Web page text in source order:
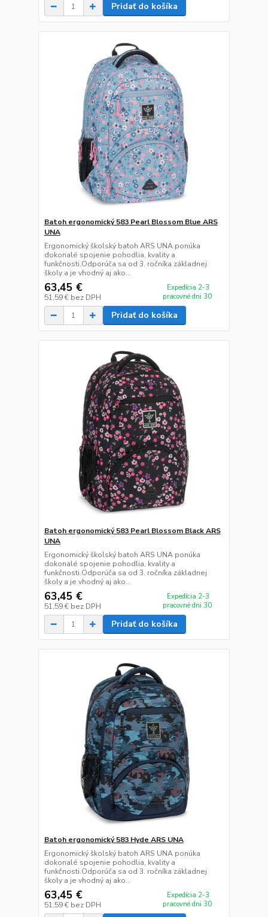
Pridať do košíka
Batoh ergonomický 583 Pearl Blossom Blue ARS
UNA
Ergonomický školský batoh ARS UNA ponúka
dokonalé spojenie pohodlia, kvality a
funkčnosti.Odporúča sa od 3. ročníka základnej
školy a je vhodný aj ako...
63,45 €
51,59 € bez DPH
Expedícia 2-3
pracovné dni 30
Pridať do košíka
Batoh ergonomický 583 Pearl Blossom Black ARS
UNA
Ergonomický školský batoh ARS UNA ponúka
dokonalé spojenie pohodlia, kvality a
funkčnosti.Odporúča sa od 3. ročníka základnej
školy a je vhodný aj ako...
63,45 €
51,59 € bez DPH
Expedícia 2-3
pracovné dni 30
Pridať do košíka
Batoh ergonomický 583 Hyde ARS UNA
Ergonomický školský batoh ARS UNA ponúka
dokonalé spojenie pohodlia, kvality a
funkčnosti.Odporúča sa od 3. ročníka základnej
školy a je vhodný aj ako...
63,45 €
51,59 € bez DPH
Expedícia 2-3
pracovné dni 30